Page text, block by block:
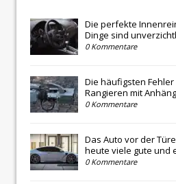
Die perfekte
Dinge sind
0 Kommentare
Die häufigsten
Rangieren mit
0 Kommentare
Das Auto vor der
heute viele gute und
0 Kommentare